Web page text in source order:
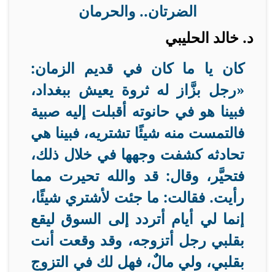
الضرتان.. والحرمان
د. خالد الحليبي
كان يا ما كان في قديم الزمان:
«رجل بزَّاز له ثروة يعيش ببغداد،
فبينا هو في حانوته أقبلت إليه صبية
فالتمست منه شيئًا تشتريه، فبينا هي
تحادثه كشفت وجهها في خلال ذلك،
فتحيَّر، وقال: قد والله تحيرت مما
رأيت. فقالت: ما جئت لأشتري شيئًا،
إنما لي أيام أتردد إلى السوق ليقع
بقلبي رجل أتزوجه، وقد وقعت أنت
بقلبي، ولي مالٌ، فهل لك في التزوج